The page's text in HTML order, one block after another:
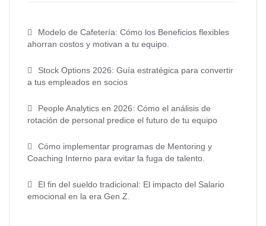
Modelo de Cafetería: Cómo los Beneficios flexibles
ahorran costos y motivan a tu equipo.
Stock Options 2026: Guía estratégica para convertir
a tus empleados en socios
People Analytics en 2026: Cómo el análisis de
rotación de personal predice el futuro de tu equipo
Cómo implementar programas de Mentoring y
Coaching Interno para evitar la fuga de talento.
El fin del sueldo tradicional: El impacto del Salario
emocional en la era Gen Z.